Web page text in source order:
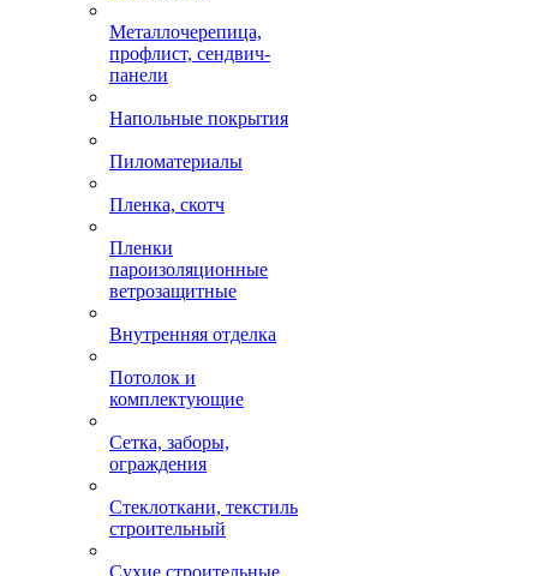
Металлочерепица,
профлист, сендвич-
панели
Напольные покрытия
Пиломатериалы
Пленка, скотч
Пленки
пароизоляционные
ветрозащитные
Внутренняя отделка
Потолок и
комплектующие
Сетка, заборы,
ограждения
Стеклоткани, текстиль
строительный
Сухие строительные